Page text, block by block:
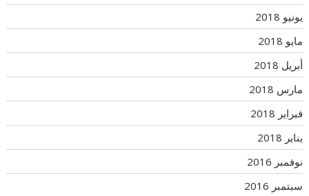
يونيو 2018
مايو 2018
أبريل 2018
مارس 2018
فبراير 2018
يناير 2018
نوفمبر 2016
سبتمبر 2016